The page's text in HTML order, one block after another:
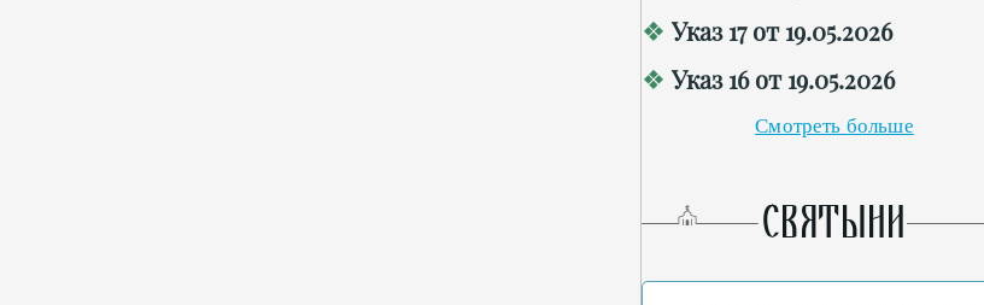
Указ 17 от 19.05.2026
Указ 16 от 19.05.2026
Смотреть больше
СВЯТЫНИ